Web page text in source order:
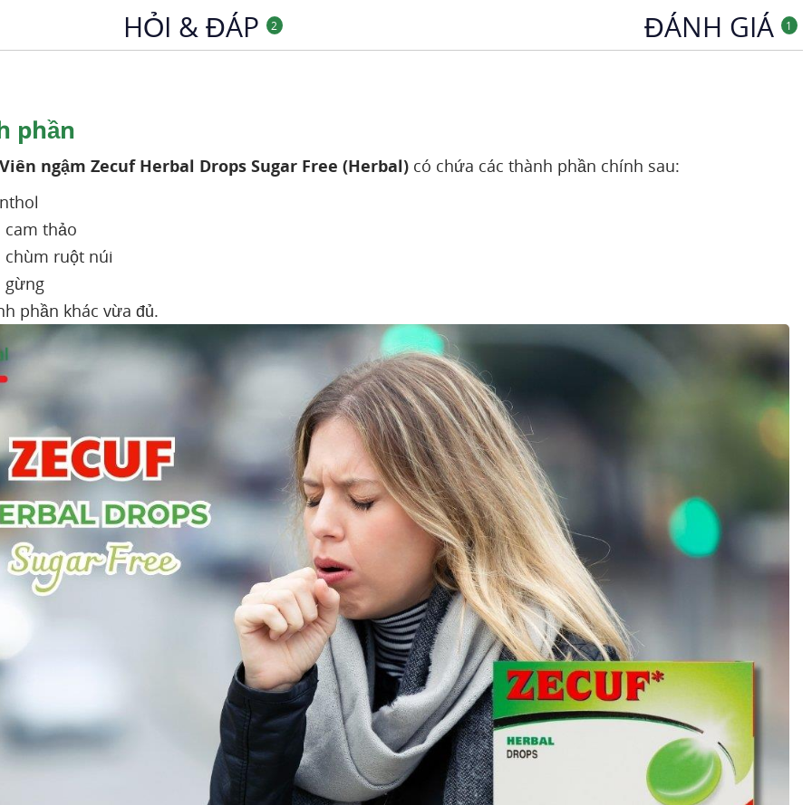
HỎI & ĐÁP 2 ĐÁNH GIÁ 1
phần
Viên ngậm Zecuf Herbal Drops Sugar Free (Herbal) có chứa các thành phần chính sau:
cam thảo
chùm ruột núi
gừng
phần khác vừa đủ.